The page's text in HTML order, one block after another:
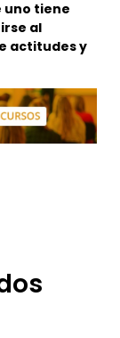
uno tiene
al
actitudes y